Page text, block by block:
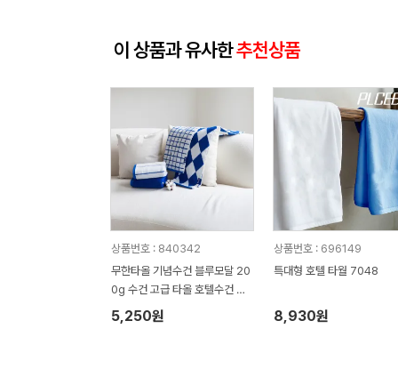
이 상품과 유사한추천상품
상품번호 : 840342
무한타올 기념수건 블루모달 20
0g 수건 고급 타올 호텔수건 M
H03
5,250원
상품번호 : 696149
특대형 호텔 타월 7048
8,930원